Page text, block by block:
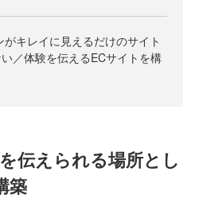
がキレイに見えるだけのサイト
／体験を伝えるECサイトを構
伝えられる場所とし
築